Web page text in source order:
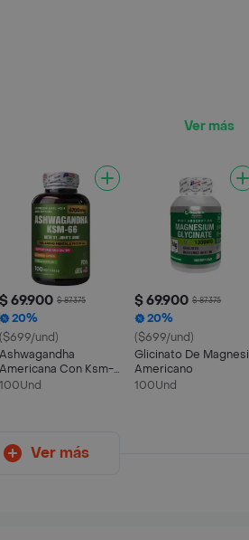
Ver más
$ 69.900 $ 87.375
20%
($699/und)
Ashwagandha
Americana Con Ksm-
66
100Und
$ 69.900 $ 87.375
20%
($699/und)
Glicinato De
Americano
100Und
Ver más